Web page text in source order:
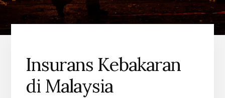
Insurans Kebakaran
di Malaysia